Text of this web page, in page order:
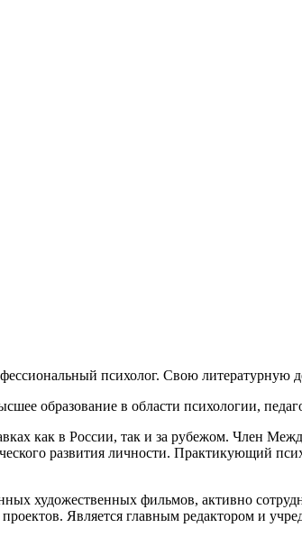
психолог. Свою литературную
образование в области психологии,
как в России, так и за рубежом. Член
развития личности. Практикующий
художественных фильмов, активно
Является главным редактором и